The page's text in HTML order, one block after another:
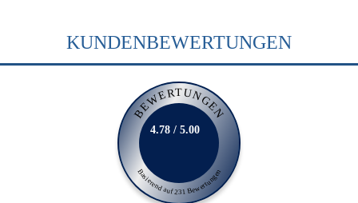
KUNDENBEWERTUNGEN
BEWERTUNGEN
Basierend auf 231 Bewertungen
4.78 / 5.00